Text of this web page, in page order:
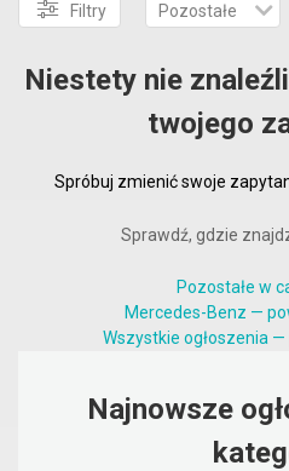
Filtry Pozostałe
Niestety nie
twojego
Spróbuj zmienić swoje
Sprawdź, gdzie
Pozostałe w
Mercedes-Benz —
Wszystkie ogłoszenia
Najnowsze